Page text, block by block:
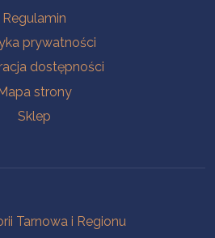
Regulamin
prywatności
dostępności
strony
Sklep
Tarnowa i Regionu